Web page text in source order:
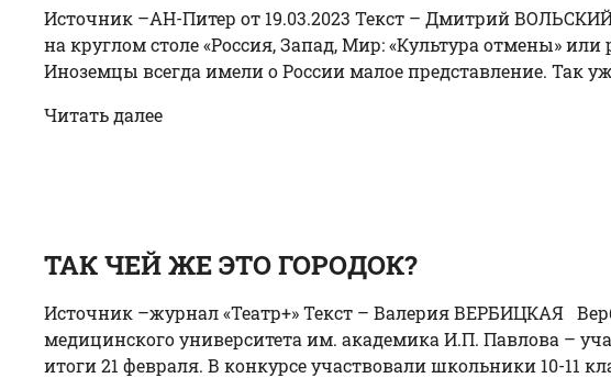
Источник –АН-Питер от 19.03.2023 Текст – Дмитрий
на круглом столе «Россия, Запад, Мир: «Культура отмены»
Иноземцы всегда имели о России малое представление. Так
Читать далее
ТАК ЧЕЙ ЖЕ ЭТО ГОРОДОК?
Источник –журнал «Театр+» Текст – Валерия ВЕРБИЦКАЯ
медицинского университета им. академика И.П. Павлова –
итоги 21 февраля. В конкурсе участвовали школьники 10-11